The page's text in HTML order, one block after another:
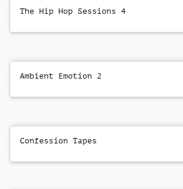
The Hip Hop Sessions 4
Ambient Emotion 2
Confession Tapes